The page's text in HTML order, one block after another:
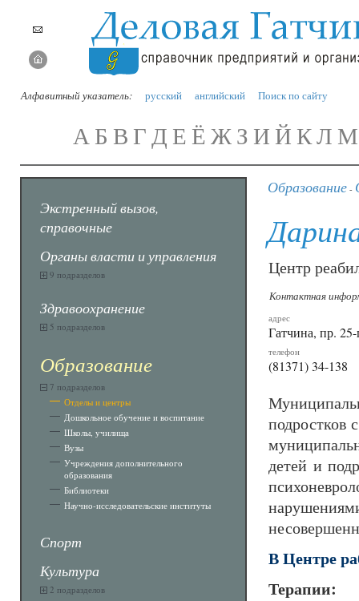
Алфавитный указатель: русский английский Поиск по сайту
АБ В ГД Е ЁЖЗ И Й КЛ М
Экстренный вызов,
справочные
Органы власти и управления
9 подразделов
Здравоохранение
5 подразделов
Образование
7 подразделов
Отделы и центры
Дошкольное обучение и воспитание
Школы, училища
Вузы
Учреждения дополнительного
образования
Библиотеки
Научно-исследовательские институты
Спорт
Культура
2 подразделов
Образование -
Центр
Контактная
адрес
Гатчина, пр.
телефон
(81371) 34-138
подростков
детей и
В Центре
Терапии: